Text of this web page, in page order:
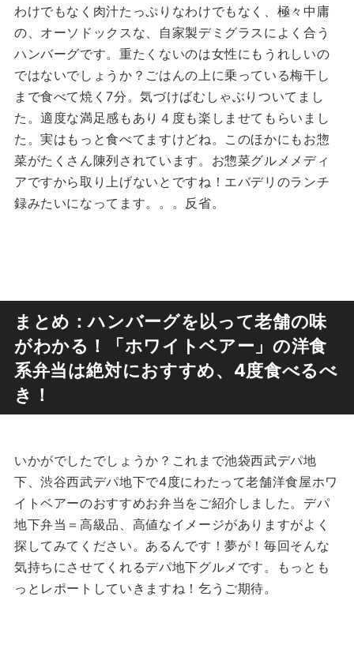
わけでもなく肉汁たっぷりなわけでもなく、極々中庸
の、オーソドックスな、自家製デミグラスによく合う
ハンバーグです。重たくないのは女性にもうれしいの
ではないでしょうか？ごはんの上に乗っている梅干し
まで食べて焼く7分。気づけばむしゃぶりついてまし
た。適度な満足感もあり４度も楽しませてもらいまし
た。実はもっと食べてますけどね。このほかにもお惣
菜がたくさん陳列されています。お惣菜グルメメディ
アですから取り上げないとですね！エバデリのランチ
録みたいになってます。。。反省。
まとめ：ハンバーグを以って老舗の味
がわかる！「ホワイトベアー」の洋食
系弁当は絶対におすすめ、4度食べるべ
き！
いかがでしたでしょうか？これまで池袋西武デパ地
下、渋谷西武デパ地下で4度にわたって老舗洋食屋ホワ
イトベアーのおすすめお弁当をご紹介しました。デパ
地下弁当＝高級品、高値なイメージがありますがよく
探してみてください。あるんです！夢が！毎回そんな
気持ちにさせてくれるデパ地下グルメです。もっとも
っとレポートしていきますね！乞うご期待。